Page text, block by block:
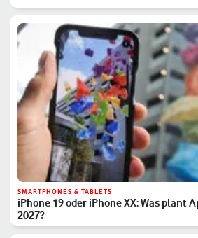
SMARTPHONES & TABLETS
iPhone 19 oder iPhone XX: Was plant
2027?